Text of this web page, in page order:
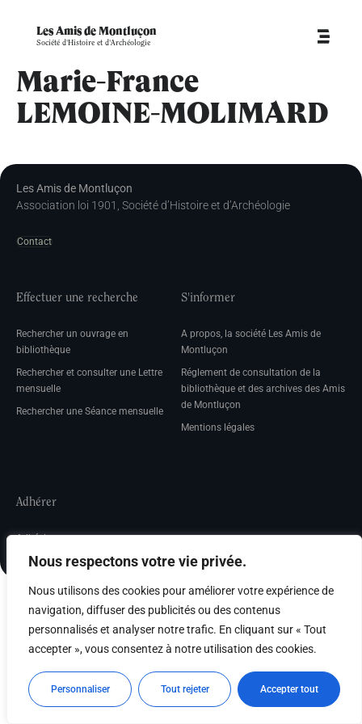
Nous respectons votre vie privée.
Nous utilisons des cookies pour améliorer votre expérience de
navigation, diffuser des publicités ou des contenus
personnalisés et analyser notre trafic. En cliquant sur « Tout
accepter », vous consentez à notre utilisation des cookies.
Personnaliser Tout rejeter Accepter tout
Les Amis de Montluçon
Société d'Histoire et d'Archéologie
Marie-France
LEMOINE-MOLIMARD
Les Amis de Montluçon
Association loi 1901, Société d’Histoire et d’Archéologie
Contact
Effectuer une recherche
Rechercher un ouvrage en
bibliothèque
Rechercher et consulter une Lettre
mensuelle
Rechercher une Séance mensuelle
S'informer
A propos, la société Les Amis de
Montluçon
Réglement de consultation de la
bibliothèque et des archives des Amis
de Montluçon
Mentions légales
Adhérer
Adhésion